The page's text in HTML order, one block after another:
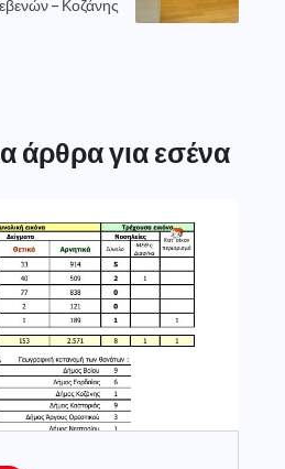
– Κοζάνης
άρθρα για εσένα